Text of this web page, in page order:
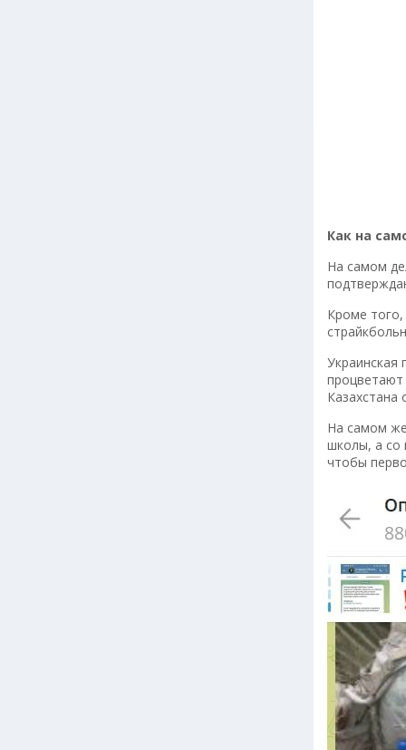
Как на
На самом
Кроме того,
Украинская
Казахстана
На самом же
школы, а со
чтобы